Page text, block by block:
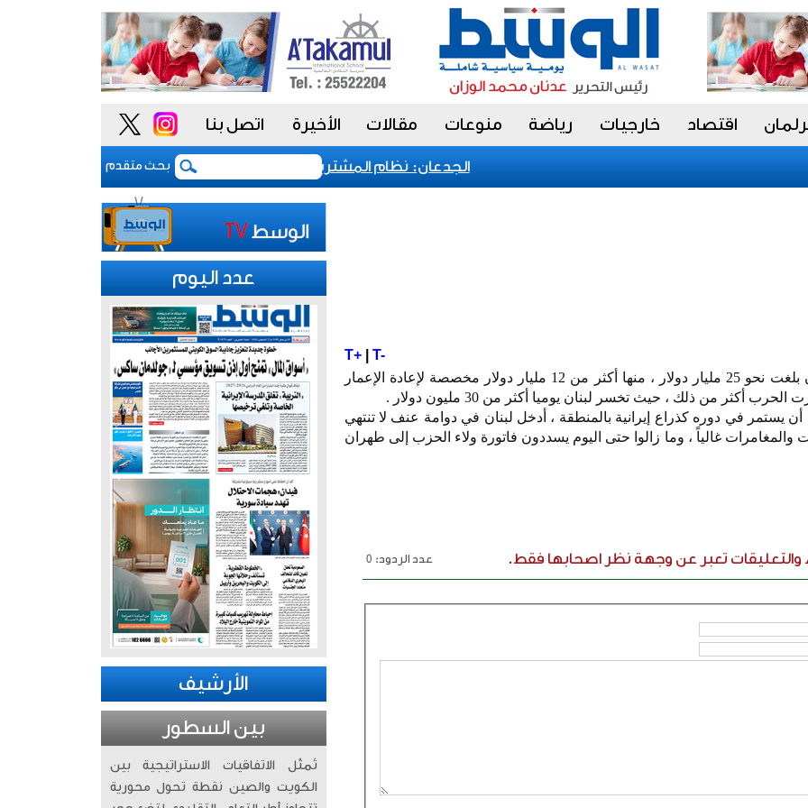
اقتصاد خارجيات رياضة منوعات مقالات الأخيرة اتصل بنا
بحث متقدم
الجدعان: نظام المشتريات يمنح الحكومة السعودية أدوات أكثر مرونة
T+| T-
خسائر لبنان من الحرب حتى الآن بلغت نحو 25 مليار دولار ، منها أكثر من 12 مليار دولار مخصصة لإعادة الإعمار
أكثر من ذلك ، حيث تخسر لبنان يوميا أكثر من 30 مليون دولار .
يستمر في دوره كذراع إيرانية بالمنطقة ، أدخل لبنان في دوامة عنف لا تنتهي
والمغامرات غالياً ، وما زالوا حتى اليوم يسددون فاتورة ولاء الحزب إلى طهران
والتعليقات تعبر عن وجهة نظر اصحابها فقط. عدد الردود: 0
عدد اليوم
الأرشيف
بين السطور
تُمثّل الاتفاقيات الاستراتيجية بين
الكويت والصين نقطة تحول محورية